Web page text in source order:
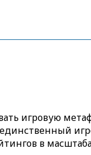
игровую
в